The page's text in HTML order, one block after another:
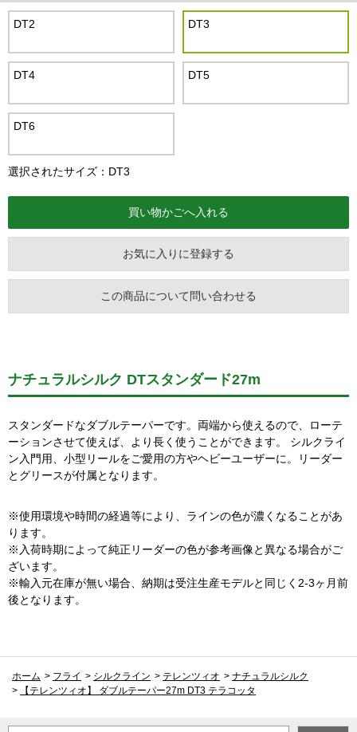
DT2 DT3
DT4 DT5
DT6
選択されたサイズ：DT3
お気に入りに登録する
この商品について問い合わせる
ナチュラルシルク DTスタンダード27m
スタンダードなダブルテーパーです。両端から使えるので、ローテ
ーションさせて使えば、より長く使うことができます。 シルクライ
ン入門用、小型リールをご愛用の方やヘビーユーザーに。リーダー
とグリースが付属となります。
※使用環境や時間の経過等により、ラインの色が濃くなることがあ
ります。
※入荷時期によって純正リーダーの色が参考画像と異なる場合がご
ざいます。
※輸入元在庫が無い場合、納期は受注生産モデルと同じく2-3ヶ月前
後となります。
ホーム > フライ > シルクライン > テレンツィオ > ナチュラルシルク
>
【テレンツィオ】 ダブルテーパー27m DT3 テラコッタ